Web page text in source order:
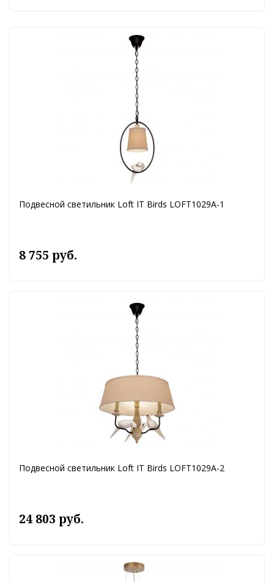
Подвесной светильник Loft IT Birds LOFT1029A-1
8 755 руб.
Подвесной светильник Loft IT Birds LOFT1029A-2
24 803 руб.